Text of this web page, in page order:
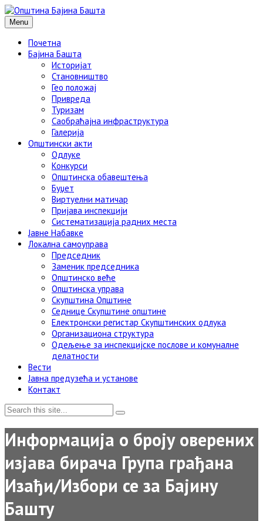
Menu
Почетна
Бајина Башта
Историјат
Становништво
Гео положај
Привреда
Туризам
Саобраћајна инфраструктура
Галерија
Општински акти
Одлуке
Конкурси
Општинска обавештења
Буџет
Виртуелни матичар
Пријава инспекцији
Систематизација радних места
Јавне Набавке
Локална самоуправа
Председник
Заменик председника
Општинско веће
Општинска управа
Скупштина Општине
Седнице Скупштине општине
Електронски регистар Скупштинских одлука
Организациона структура
Одељење за инспекцијске послове и комуналне
делатности
Вести
Јавна предузећа и установе
Контакт
Информација о броју оверених
изјава бирача Група грађана
Изађи/Избори се за Бајину
Башту